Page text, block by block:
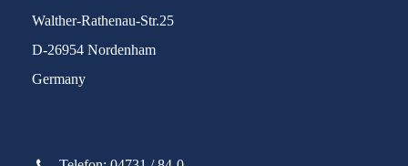
Walther-Rathenau-Str.25
D-26954 Nordenham
Germany